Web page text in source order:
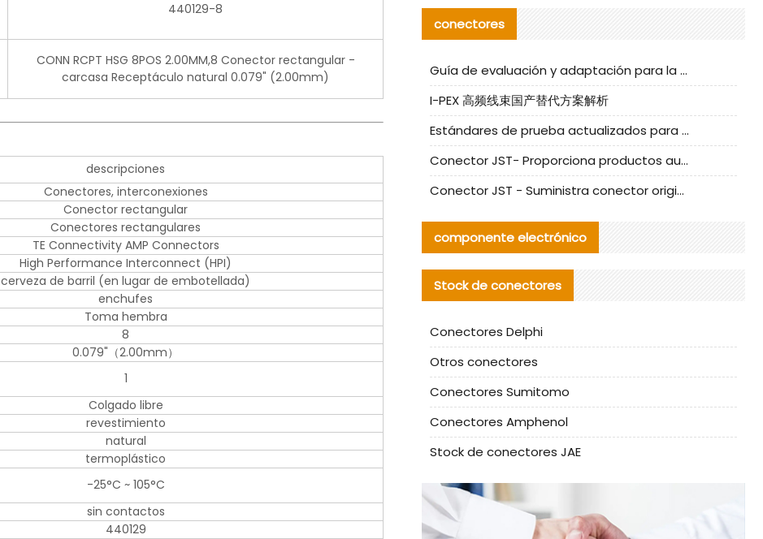
440129-8
CONN RCPT HSG 8POS 2.00MM,8 Conector rectangular -
carcasa Receptáculo natural 0.079" (2.00mm)
descripciones
Conectores, interconexiones
Conector rectangular
Conectores rectangulares
TE Connectivity AMP Connectors
High Performance Interconnect (HPI)
cerveza de barril (en lugar de embotellada)
enchufes
Toma hembra
8
0.079"（2.00mm）
1
Colgado libre
revestimiento
natural
termoplástico
-25°C ~ 105°C
sin contactos
440129
conectores
Guía de evaluación y adaptación para la producción en serie de componentes de cables nacionales para CNC Tech
I-PEX 高频线束国产替代方案解析
Estándares de prueba actualizados para conectores nacionales bajo la referencia de CLIFF
Conector JST- Proporciona productos auténticos y alternativos del conector JST NSHR-02V-S
Conector JST - Suministra conector original JST GHR-09V-S | productos alternativos
componente electrónico
Stock de conectores
Conectores Delphi
Otros conectores
Conectores Sumitomo
Conectores Amphenol
Stock de conectores JAE